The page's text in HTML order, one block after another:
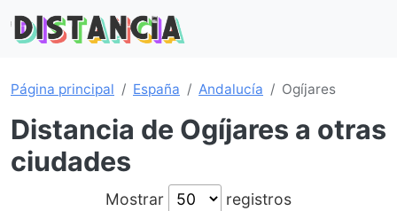
Página principal España Andalucía Ogíjares
Distancia de Ogíjares a otras
ciudades
Mostrar registros